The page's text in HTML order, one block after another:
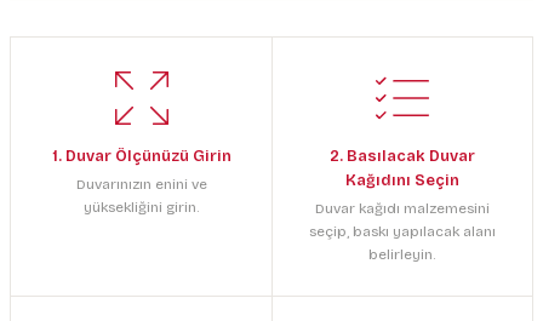
1. Duvar Ölçünüzü Girin
Duvarınızın enini ve
yüksekliğini girin.
2. Basılacak Duvar
Kağıdını Seçin
Duvar kağıdı malzemesini
seçip, baskı yapılacak alanı
belirleyin.